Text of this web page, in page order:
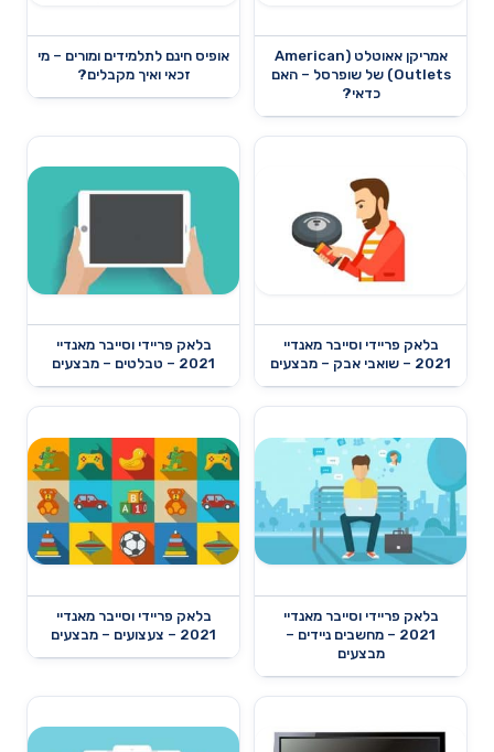
אמריקן אאוטלט (American
Outlets) של שופרסל – האם
כדאי?
אופיס חינם לתלמידים ומורים – מי
זכאי ואיך מקבלים?
בלאק פריידי וסייבר מאנדיי
2021 – שואבי אבק – מבצעים
בלאק פריידי וסייבר מאנדיי
2021 – טבלטים – מבצעים
בלאק פריידי וסייבר מאנדיי
2021 – מחשבים ניידים –
מבצעים
בלאק פריידי וסייבר מאנדיי
2021 – צעצועים – מבצעים